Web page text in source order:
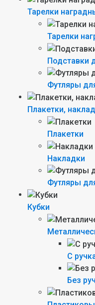
Тарелки
Тарелки
Подставки
Футляры
Плакетки,
Плакетки
Накладки
Футляры
Кубки
С
Без